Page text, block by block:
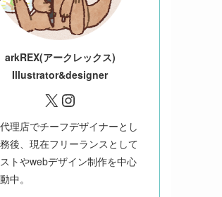
arkREX(アークレックス)
Illustrator&designer
X Instagram
理店でチーフデザイナーとし
後、現在フリーランスとして
トやwebデザイン制作を中心
中。